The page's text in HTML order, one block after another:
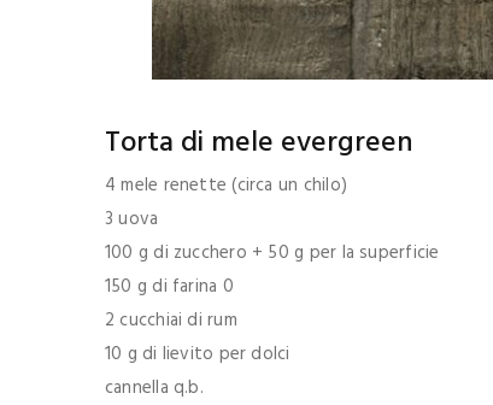
Torta di mele evergreen
4 mele renette (circa un chilo)
3 uova
100 g di zucchero + 50 g per la superficie
150 g di farina 0
2 cucchiai di rum
10 g di lievito per dolci
cannella q.b.